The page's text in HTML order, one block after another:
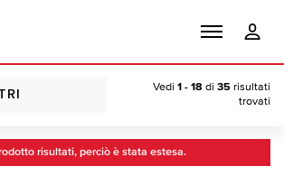
Vedi 1 - 18 di 35 risultati
trovati
risultati, perciò è stata estesa.